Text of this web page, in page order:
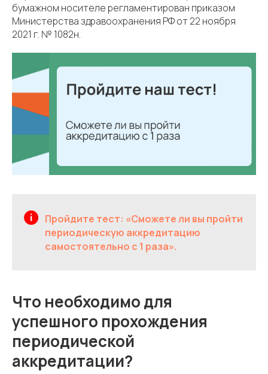
бумажном носителе регламентирован приказом
Министерства здравоохранения РФ от 22 ноября
2021 г. № 1082н.
Пройдите тест: «Сможете ли вы пройти
периодическую аккредитацию
самостоятельно с 1 раза».
Что необходимо для
успешного прохождения
периодической
аккредитации?